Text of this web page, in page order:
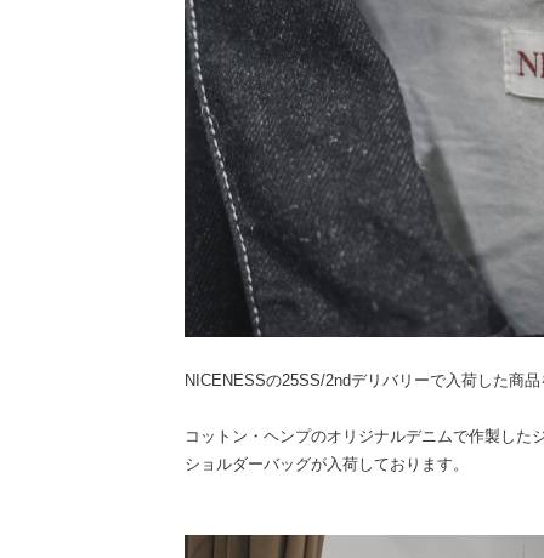
NICENESSの25SS/2ndデリバリーで入荷した商
コットン・ヘンプのオリジナルデニムで作製し
ショルダーバッグが入荷しております。